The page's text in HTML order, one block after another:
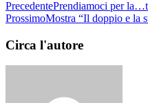
PrecedentePrendiamoci per
ProssimoMostra “Il doppio e la
Circa l'autore